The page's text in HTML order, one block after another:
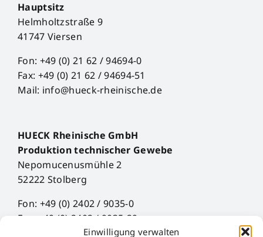
Einwilligung verwalten
Hauptsitz
Helmholtzstraße 9
41747 Viersen
Fon: +49 (0) 21 62 / 94694-0
Fax: +49 (0) 21 62 / 94694-51
Mail: info@hueck-rheinische.de
HUECK Rheinische GmbH
Produktion technischer Gewebe
Nepomucenusmühle 2
52222 Stolberg
Fon: +49 (0) 2402 / 9035-0
Fax: +49 (0) 2402 / 9035-29
Mail: info@hueck-rheinische.de